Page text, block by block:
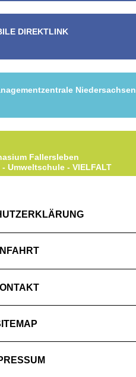
DIREKTLINK
Niedersachsen
Fallersleben
Umweltschule - VIELFALT